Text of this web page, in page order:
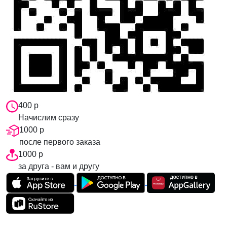
400 р
Начислим сразу
1000 р
после первого заказа
1000 р
за друга - вам и другу